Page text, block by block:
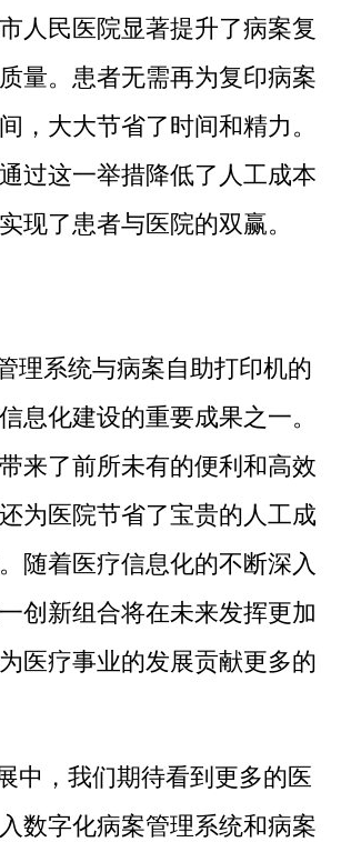
人民医院显著提升了病案复
量。患者无需再为复印病案
，大大节省了时间和精力。
过这一举措降低了人工成本
现了患者与医院的双赢。
理系统与病案自助打印机的
息化建设的重要成果之一。
来了前所未有的便利和高效
为医院节省了宝贵的人工成
随着医疗信息化的不断深入
创新组合将在未来发挥更加
医疗事业的发展贡献更多的
中，我们期待看到更多的医
数字化病案管理系统和病案